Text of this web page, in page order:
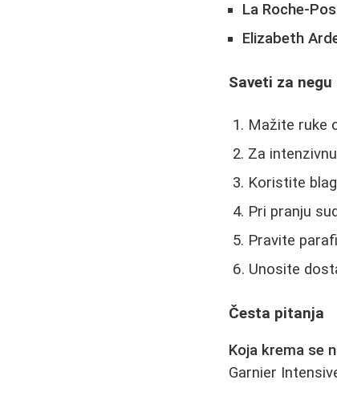
La Roche-
Elizabeth
Saveti za negu
Mažite ruke
Za
Koristite
Pri pranju
Pravite
Unosite
Česta pitanja
Koja krema se
Garnier